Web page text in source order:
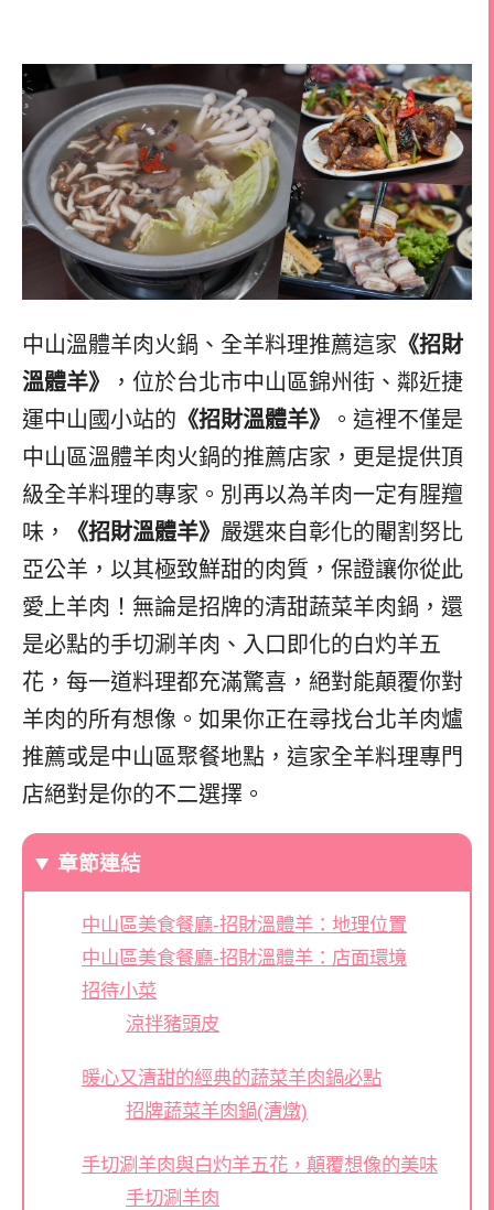
中山溫體羊肉火鍋、全羊料理推薦這家 《招財
溫體羊》
，位於台北市中山區錦州街、鄰近捷
運中山國小站的 《招財溫體羊》
。這裡不僅是
中山區溫體羊肉火鍋的推薦店家，更是提供頂
級全羊料理的專家。別再以為羊肉一定有腥羶
味，
《招財溫體羊》 嚴選來自彰化的閹割努比
亞公羊，以其極致鮮甜的肉質，保證讓你從此
愛上羊肉！無論是招牌的清甜蔬菜羊肉鍋，還
是必點的手切涮羊肉、入口即化的白灼羊五
花，每一道料理都充滿驚喜，絕對能顛覆你對
羊肉的所有想像。如果你正在尋找台北羊肉爐
推薦或是中山區聚餐地點，這家全羊料理專門
店絕對是你的不二選擇。
章節連結
中山區美食餐廳-招財溫體羊：地理位置
中山區美食餐廳-招財溫體羊：店面環境
招待小菜
涼拌豬頭皮
暖心又清甜的經典的蔬菜羊肉鍋必點
招牌蔬菜羊肉鍋(清燉)
手切涮羊肉與白灼羊五花，顛覆想像的美味
手切涮羊肉